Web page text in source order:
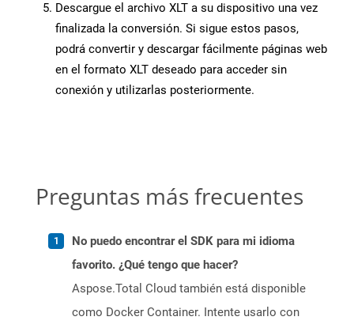
Descargue el archivo XLT a su dispositivo una vez
finalizada la conversión. Si sigue estos pasos,
podrá convertir y descargar fácilmente páginas web
en el formato XLT deseado para acceder sin
conexión y utilizarlas posteriormente.
Preguntas más frecuentes
No puedo encontrar el SDK para mi idioma
favorito. ¿Qué tengo que hacer?
Aspose.Total Cloud también está disponible
como Docker Container. Intente usarlo con